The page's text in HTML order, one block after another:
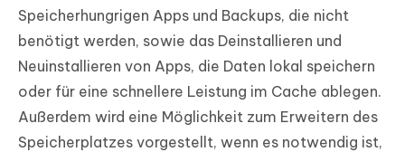
Speicherhungrigen Apps und Backups, die nicht
benötigt werden, sowie das Deinstallieren und
Neuinstallieren von Apps, die Daten lokal speichern
oder für eine schnellere Leistung im Cache ablegen.
Außerdem wird eine Möglichkeit zum Erweitern des
Speicherplatzes vorgestellt, wenn es notwendig ist,